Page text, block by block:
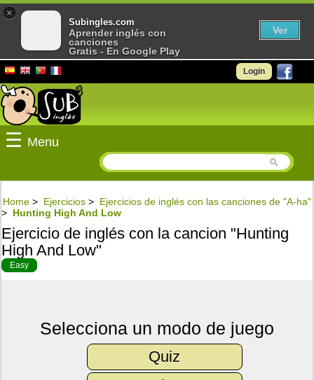
Login
☰ Menu
Home > Ejercicios > Ejercicios de inglés con las canciones de "A-ha"
> Hunting High And Low
Ejercicio de inglés con la cancion "Hunting
High And Low"
Easy
Selecciona un modo de juego
Quiz
×
Subingles.com
Aprender inglés con
canciones
Gratis - En Google Play
Ver